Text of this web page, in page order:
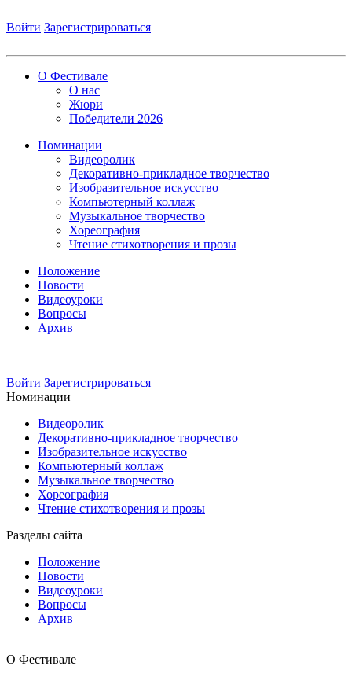
Войти Зарегистрироваться
О Фестивале
О нас
Жюри
Победители 2026
Номинации
Видеоролик
Декоративно-прикладное творчество
Изобразительное искусство
Компьютерный коллаж
Музыкальное творчество
Хореография
Чтение стихотворения и прозы
Положение
Новости
Видеоуроки
Вопросы
Архив
Войти Зарегистрироваться
Номинации
Видеоролик
Декоративно-прикладное творчество
Изобразительное искусство
Компьютерный коллаж
Музыкальное творчество
Хореография
Чтение стихотворения и прозы
Разделы сайта
Положение
Новости
Видеоуроки
Вопросы
Архив
О Фестивале